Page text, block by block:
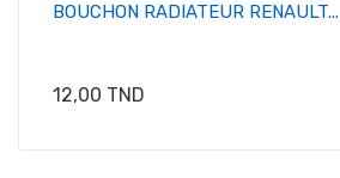
BOUCHON RADIATEUR RENAULT...
Prix
12,00 TND